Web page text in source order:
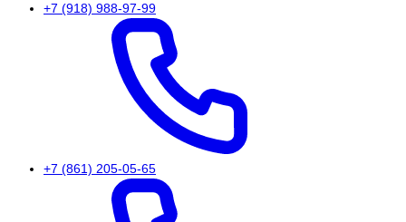
+7 (918) 988-97-99
+7 (861) 205-05-65